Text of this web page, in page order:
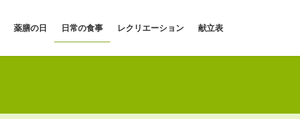
薬膳の日 日常の食事 レクリエーション 献立表